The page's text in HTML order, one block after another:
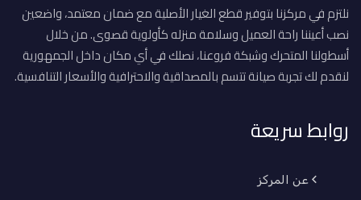
نلتزم في مركزنا بتوفير قطع الغيار الأصلية مع ضمان معتمد، واضعين
نصب أعيننا راحة العميل وسلامة منزله كأولوية قصوى. من خلال
أسطولنا المتحرك وشبكة فروعنا، نصلك في أي مكان داخل الجمهورية
لنقدم لك تجربة صيانة تتسم بالمصداقية والاحترافية والأسعار التنافسية.
روابط سريعة
عن المركز